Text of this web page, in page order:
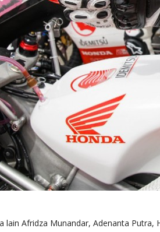
lain Afridza Munandar, Adenanta